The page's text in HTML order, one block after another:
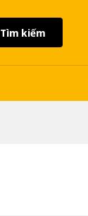
Tìm kiếm